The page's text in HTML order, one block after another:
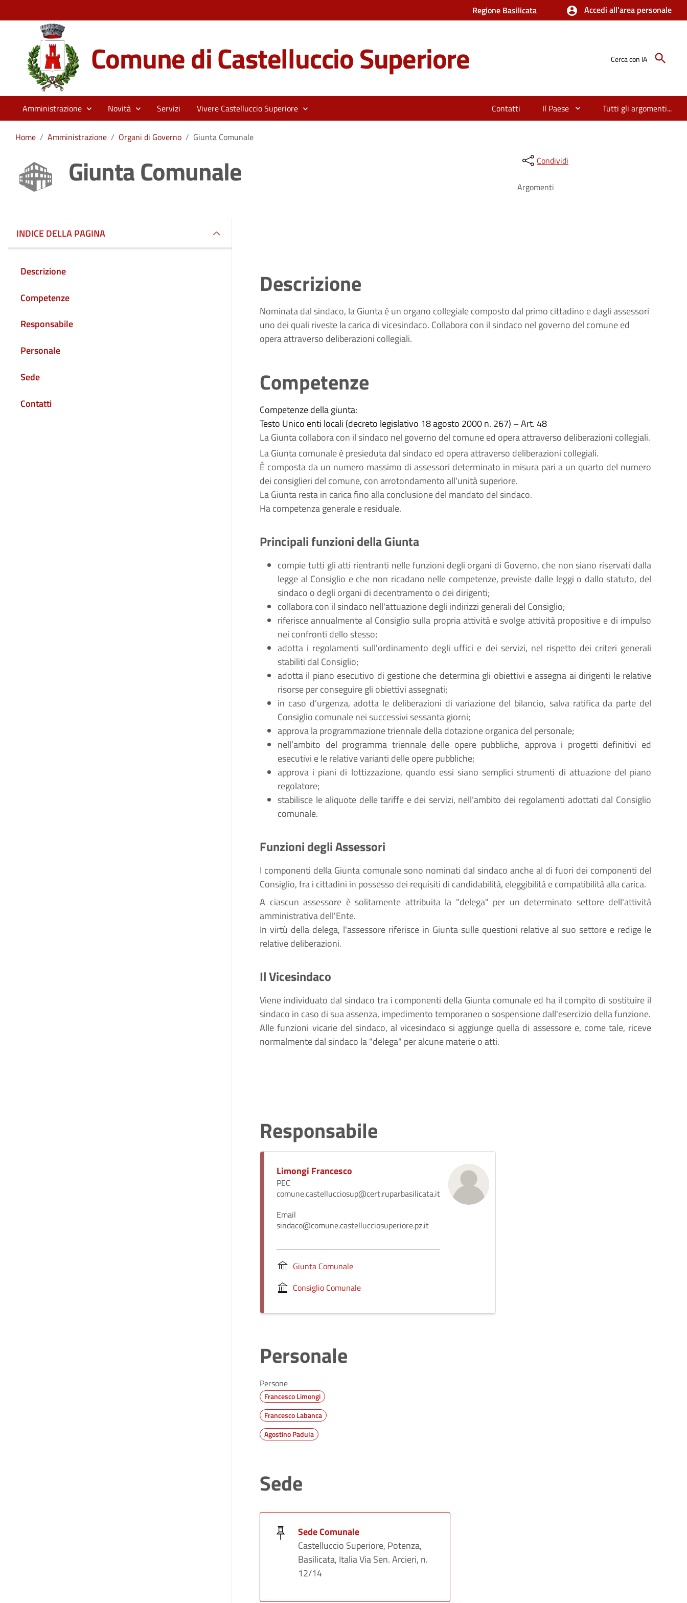
Regione Basilicata Accedi all'area personale
Comune di Castelluccio Superiore Cerca con IA
Amministrazione Novità Servizi Vivere Castelluccio Superiore Contatti Il Paese Tutti gli argomenti...
Home / Amministrazione / Organi di Governo / Giunta Comunale
Giunta Comunale Condividi
Argomenti
INDICE DELLA PAGINA
Descrizione
Competenze
Responsabile
Personale
Sede
Contatti
Descrizione
Nominata dal sindaco, la Giunta è un organo collegiale composto dal primo cittadino e dagli assessori
uno dei quali riveste la carica di vicesindaco. Collabora con il sindaco nel governo del comune ed
opera attraverso deliberazioni collegiali.
Competenze
Competenze della giunta:
Testo Unico enti locali (decreto legislativo 18 agosto 2000 n. 267) – Art. 48
La Giunta collabora con il sindaco nel governo del comune ed opera attraverso deliberazioni collegiali.
La Giunta comunale è presieduta dal sindaco ed opera attraverso deliberazioni collegiali.
È composta da un numero massimo di assessori determinato in misura pari a un quarto del numero
dei consiglieri del comune, con arrotondamento all'unità superiore.
La Giunta resta in carica fino alla conclusione del mandato del sindaco.
Ha competenza generale e residuale.
Principali funzioni della Giunta
compie tutti gli atti rientranti nelle funzioni degli organi di Governo, che non siano riservati dalla
legge al Consiglio e che non ricadano nelle competenze, previste dalle leggi o dallo statuto, del
sindaco o degli organi di decentramento o dei dirigenti;
collabora con il sindaco nell'attuazione degli indirizzi generali del Consiglio;
riferisce annualmente al Consiglio sulla propria attività e svolge attività propositive e di impulso
nei confronti dello stesso;
adotta i regolamenti sull'ordinamento degli uffici e dei servizi, nel rispetto dei criteri generali
stabiliti dal Consiglio;
adotta il piano esecutivo di gestione che determina gli obiettivi e assegna ai dirigenti le relative
risorse per conseguire gli obiettivi assegnati;
in caso d’urgenza, adotta le deliberazioni di variazione del bilancio, salva ratifica da parte del
Consiglio comunale nei successivi sessanta giorni;
approva la programmazione triennale della dotazione organica del personale;
nell’ambito del programma triennale delle opere pubbliche, approva i progetti definitivi ed
esecutivi e le relative varianti delle opere pubbliche;
approva i piani di lottizzazione, quando essi siano semplici strumenti di attuazione del piano
regolatore;
stabilisce le aliquote delle tariffe e dei servizi, nell’ambito dei regolamenti adottati dal Consiglio
comunale.
Funzioni degli Assessori
I componenti della Giunta comunale sono nominati dal sindaco anche al di fuori dei componenti del
Consiglio, fra i cittadini in possesso dei requisiti di candidabilità, eleggibilità e compatibilità alla carica.
A ciascun assessore è solitamente attribuita la "delega" per un determinato settore dell'attività
amministrativa dell'Ente.
In virtù della delega, l'assessore riferisce in Giunta sulle questioni relative al suo settore e redige le
relative deliberazioni.
Il Vicesindaco
Viene individuato dal sindaco tra i componenti della Giunta comunale ed ha il compito di sostituire il
sindaco in caso di sua assenza, impedimento temporaneo o sospensione dall'esercizio della funzione.
Alle funzioni vicarie del sindaco, al vicesindaco si aggiunge quella di assessore e, come tale, riceve
normalmente dal sindaco la "delega" per alcune materie o atti.
Responsabile
Limongi Francesco
PEC
comune.castellucciosup@cert.ruparbasilicata.it
Email
sindaco@comune.castellucciosuperiore.pz.it
Giunta Comunale
Consiglio Comunale
Personale
Persone
Francesco Limongi
Francesco Labanca
Agostino Padula
Sede
Sede Comunale
Castelluccio Superiore, Potenza,
Basilicata, Italia Via Sen. Arcieri, n.
12/14